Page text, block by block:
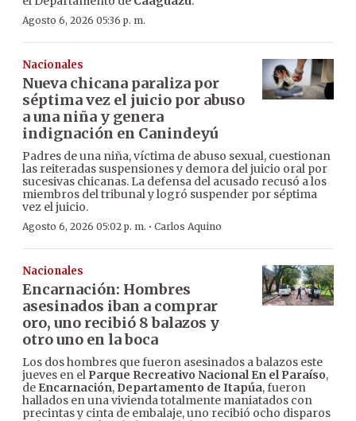
Agosto 6, 2026 05:36 p. m.
Nacionales
Nueva chicana paraliza por
séptima vez el juicio por abuso
a una niña y genera
indignación en Canindeyú
Padres de una niña, víctima de abuso sexual, cuestionan
las reiteradas suspensiones y demora del juicio oral por
sucesivas chicanas. La defensa del acusado recusó a los
miembros del tribunal y logró suspender por séptima
vez el juicio.
Agosto 6, 2026 05:02 p. m. · Carlos Aquino
Nacionales
Encarnación: Hombres
asesinados iban a comprar
oro, uno recibió 8 balazos y
otro uno en la boca
Los dos hombres que fueron asesinados a balazos este
jueves en el Parque Recreativo Nacional En el Paraíso,
de Encarnación, Departamento de Itapúa, fueron
hallados en una vivienda totalmente maniatados con
precintas y cinta de embalaje, uno recibió ocho disparos